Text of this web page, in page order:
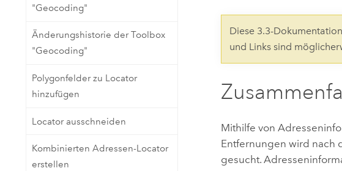
Erstellen Sie Anwendungen für
die Kartenerstellung und
"Geocoding"
Änderungshistorie der Toolbox
"Geocoding"
Polygonfelder zu Locator
hinzufügen
Locator ausschneiden
Kombinierten Adressen-Locator
erstellen
Diese 3.3-
und Links sind
Mithilfe von
Entfernungen wird nach
gesucht.